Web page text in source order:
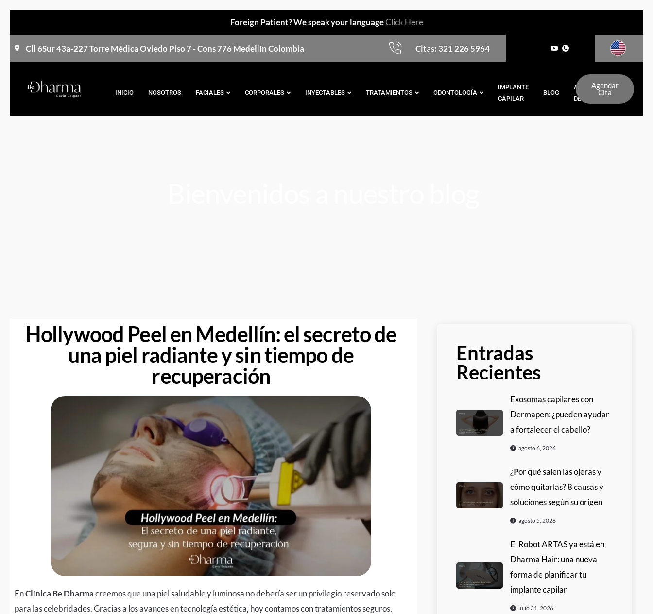
Foreign Patient? We speak your languageClick Here
Cll 6Sur 43a-227 Torre Médica Oviedo Piso 7 - Cons 776 Medellín Colombia Citas: 321 226 5964
INICIO NOSOTROS FACIALES CORPORALES INYECTABLES TRATAMIENTOS ODONTOLOGÍA
IMPLANTE
CAPILAR
BLOG
ANTES Y
DESPUÉS
Agendar
Cita
Hollywood Peel en Medellín: el secreto de
una piel radiante y sin tiempo de
recuperación
EnClínica Be Dharmacreemos que una piel saludable y luminosa no debería ser un privilegio reservado solo
para las celebridades. Gracias a los avances en tecnología estética, hoy contamos con tratamientos seguros,
Entradas
Recientes
Exosomas capilares con
Dermapen: ¿pueden ayudar
a fortalecer el cabello?
agosto 6, 2026
¿Por qué salen las ojeras y
cómo quitarlas? 8 causas y
soluciones según su origen
agosto 5, 2026
El Robot ARTAS ya está en
Dharma Hair: una nueva
forma de planificar tu
implante capilar
julio 31, 2026